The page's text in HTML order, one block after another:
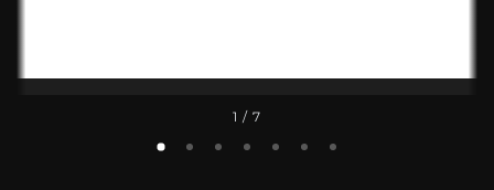
1 / 7